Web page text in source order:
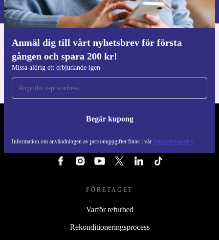
Anmäl dig till vårt nyhetsbrev för första
gången och spara 200 kr!
Missa aldrig ett erbjudande igen
Begär kupong
Information om användningen av personuppgifter finns i vår Integritetspolicy
Integritetspolicy
Ladda ner refurbed appen
För iOS och Android
REFURBED SVERIGE - RETHINK NEW.
FÖLJ OSS
FÖRETAGET
Varför refurbed
Rekonditioneringsprocess